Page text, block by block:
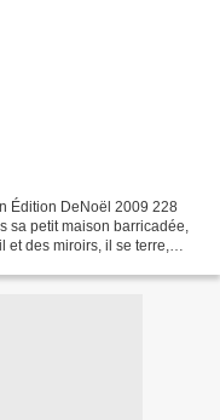
Édition DeNoël 2009 228
sa petit maison barricadée,
des miroirs, il se terre,